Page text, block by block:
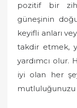
pozitif bir
güneşinin
keyifli anları
takdir etmek,
yardımcı olur.
iyi olan her
mutluluğunuzu